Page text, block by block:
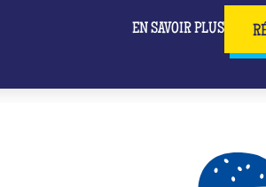
EN SAVOIR PLUS